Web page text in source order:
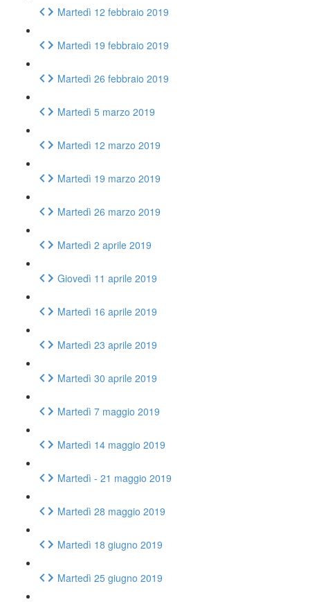
Martedì 12 febbraio 2019
Martedì 19 febbraio 2019
Martedì 26 febbraio 2019
Martedì 5 marzo 2019
Martedì 12 marzo 2019
Martedì 19 marzo 2019
Martedì 26 marzo 2019
Martedì 2 aprile 2019
Giovedì 11 aprile 2019
Martedì 16 aprile 2019
Martedì 23 aprile 2019
Martedì 30 aprile 2019
Martedì 7 maggio 2019
Martedì 14 maggio 2019
Martedì - 21 maggio 2019
Martedì 28 maggio 2019
Martedì 18 giugno 2019
Martedì 25 giugno 2019